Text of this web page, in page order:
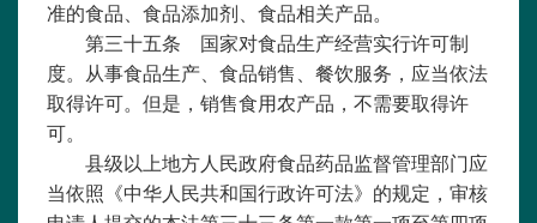
准的食品、食品添加剂、食品相关产品。
第三十五条 国家对食品生产经营实行许可制
度。从事食品生产、食品销售、餐饮服务，应当依法
取得许可。但是，销售食用农产品，不需要取得许
可。
县级以上地方人民政府食品药品监督管理部门应
当依照《中华人民共和国行政许可法》的规定，审核